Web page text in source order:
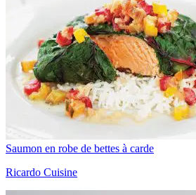
Saumon en robe de bettes à carde
Ricardo Cuisine